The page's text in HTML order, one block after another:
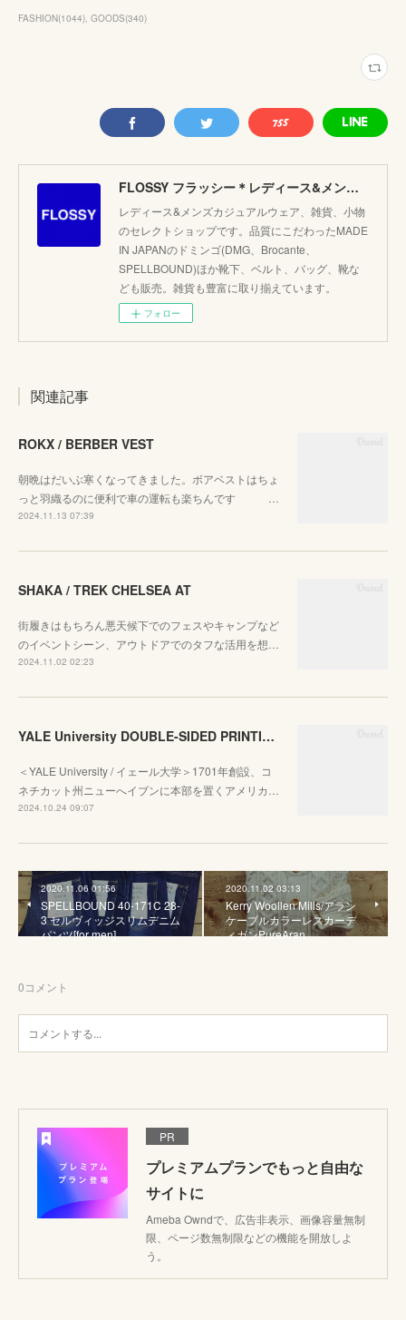
FASHION(1044) GOODS(340)
FLOSSY フラッシー＊レディース&メンズカジュアルのセレクトショップ。JAPANブランド他こだわりのアイテムがたくさん！
レディース&メンズカジュアルウェア、雑貨、小物
のセレクトショップです。品質にこだわったMADE
IN JAPANのドミンゴ(DMG、Brocante、
SPELLBOUND)ほか靴下、ベルト、バッグ、靴な
ども販売。雑貨も豊富に取り揃えています。
フォロー
関連記事
ROKX / BERBER VEST
朝晩はだいぶ寒くなってきました。ボアベストはちょ
っと羽織るのに便利で車の運転も楽ちんです …
2024.11.13 07:39
SHAKA / TREK CHELSEA AT
街履きはもちろん悪天候下でのフェスやキャンプなど
のイベントシーン、アウトドアでのタフな活用を想…
2024.11.02 02:23
YALE University DOUBLE-SIDED PRINTING CREW SWEAT
＜YALE University / イェール大学＞1701年創設、コ
ネチカット州ニューへイブンに本部を置くアメリカ…
2024.10.24 09:07
2020.11.06 01:56
SPELLBOUND 40-171C 28-
3 セルヴィッジスリムデニム
パンツ[for men]
2020.11.02 03:13
Kerry Woollen Mills/アラン
ケーブルカラーレスカーデ
ィガンPureAran
0コメント
PR
プレミアムプランでもっと自由な
サイトに
Ameba Owndで、広告非表示、画像容量無制
限、ページ数無制限などの機能を開放しよ
う。